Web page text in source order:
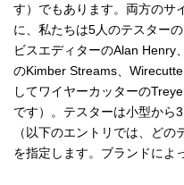
す）でもあります。両方のサ
に、私たちは5人のテスター
ビスエディターのAlan Henry
のKimber Streams、
してワイヤーカッターの
です）。テスターは小型から
（以下のエントリでは、ど
を指定します。ブランドによ